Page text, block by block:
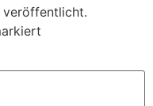
veröffentlicht.